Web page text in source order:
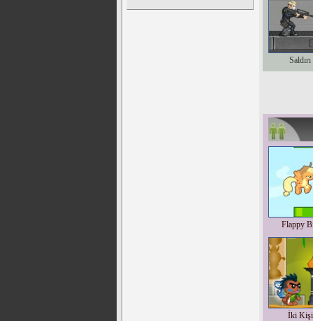
Flappy
İki